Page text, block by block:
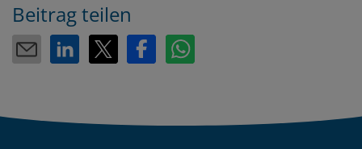
Beitrag teilen